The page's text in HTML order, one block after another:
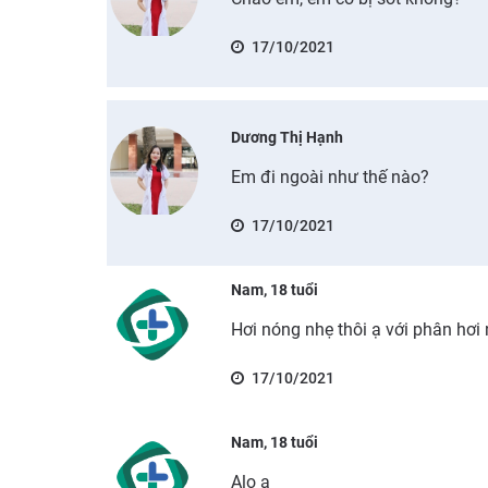
17/10/2021
Dương Thị Hạnh
Em đi ngoài như thế nào?
17/10/2021
Nam, 18 tuổi
Hơi nóng nhẹ thôi ạ với phân hơi
17/10/2021
Nam, 18 tuổi
Alo ạ